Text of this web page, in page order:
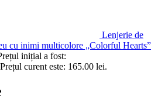
Lenjerie de
cu inimi multicolore „Colorful Hearts”
inițial a fost:
Prețul curent este: 165.00 lei.